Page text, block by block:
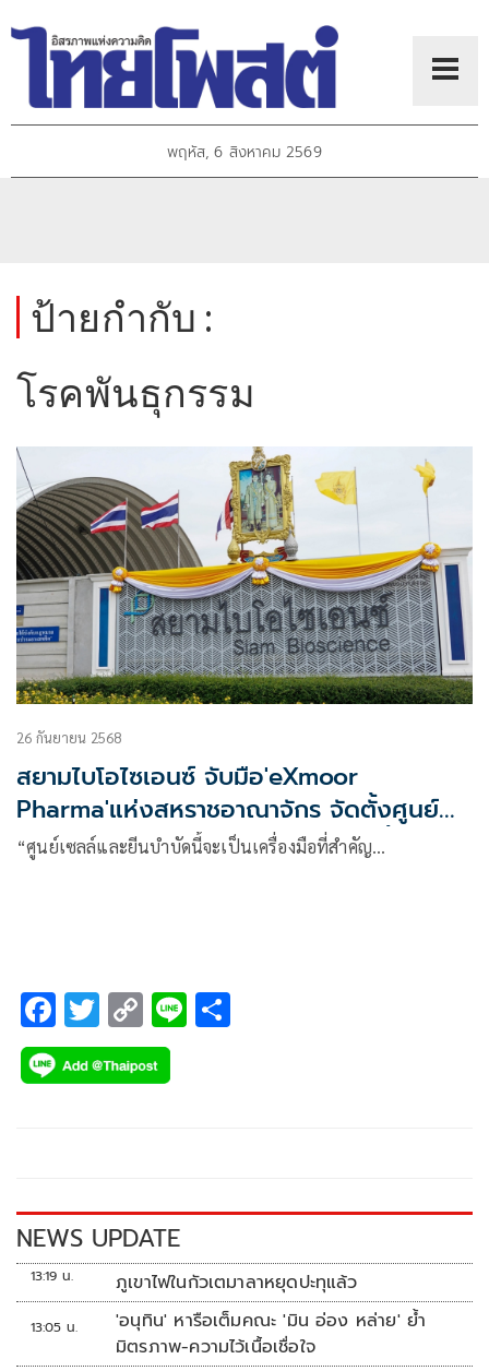
พฤหัส, 6 สิงหาคม 2569
ป้ายกำกับ :
โรคพันธุกรรม
26 กันยายน 2568
สยามไบโอไซเอนซ์ จับมือ'eXmoor
Pharma'แห่งสหราชอาณาจักร จัดตั้งศูนย์
เซลล์และยีนบำบัดระดับโลก รักษาคนทั้ง
“ศูนย์เซลล์และยีนบำบัดนี้จะเป็นเครื่องมือที่สำคัญ…
F
ac
e
k
T
wi
tt
C
o
p
k
Li
NEWS UPDATE
13:19 น. ภูเขาไฟในกัวเตมาลาหยุดปะทุแล้ว
13:05 น.
'อนุทิน' หารือเต็มคณะ 'มิน อ่อง หล่าย' ย้ำ
มิตรภาพ-ความไว้เนื้อเชื่อใจ